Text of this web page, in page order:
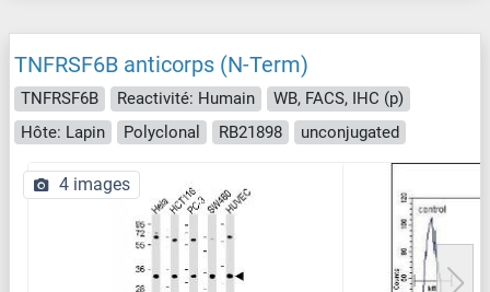
TNFRSF6B anticorps (N-Term)
TNFRSF6B Reactivité: Humain
WB, FACS, IHC (p)
Hôte: Lapin
Polyclonal RB21898 unconjugated
4 images